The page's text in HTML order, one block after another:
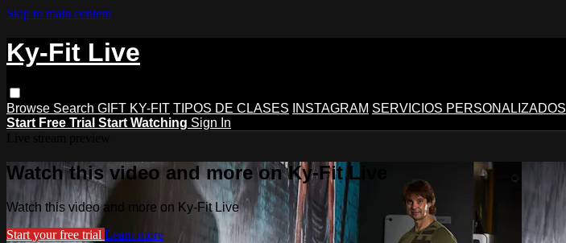
Skip to main content
Ky-Fit Live
Browse Search GIFT KY-FIT TIPOS DE CLASES INSTAGRAM SERVICIOS PERSONALIZADOS
Start Free Trial Start Watching Sign In
Watch this video and more on Ky-Fit Live
Watch this video and more on Ky-Fit Live
Start your free trial Learn more